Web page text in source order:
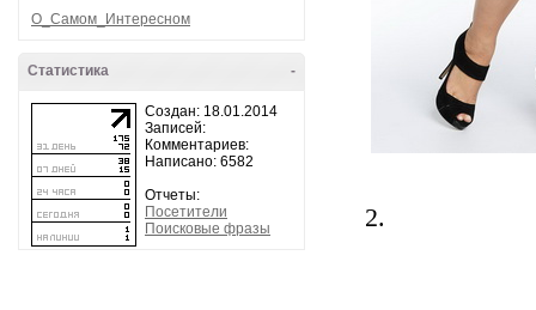
О_Самом_Интересном
-
Статистика
Создан: 18.01.2014
Записей:
Комментариев:
Написано: 6582
Отчеты:
Посетители
Поисковые фразы
2.